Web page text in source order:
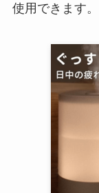
使用できます。